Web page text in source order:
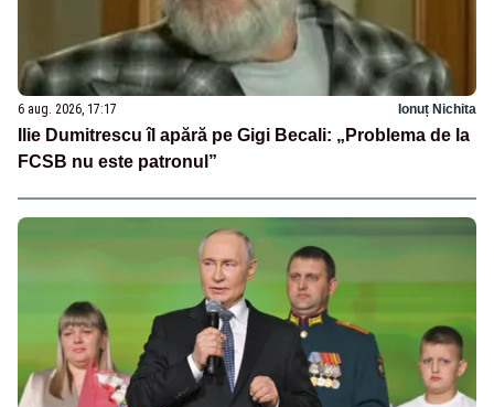
6 aug. 2026, 17:17 Ionuț Nichita
Ilie Dumitrescu îl apără pe Gigi Becali: „Problema de la
FCSB nu este patronul”